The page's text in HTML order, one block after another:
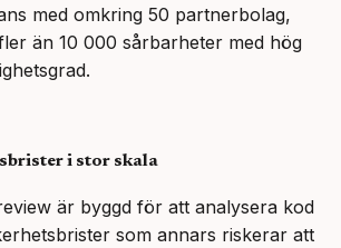
med omkring 50 partnerbolag,
än 10 000 sårbarheter med hög
i stor skala
är byggd för att analysera kod
som annars riskerar att